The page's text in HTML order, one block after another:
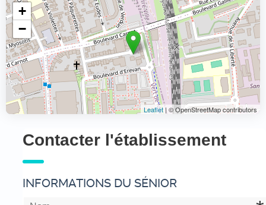
+
−
Leaflet | © OpenStreetMap contributors
Contacter l'établissement
INFORMATIONS DU SÉNIOR